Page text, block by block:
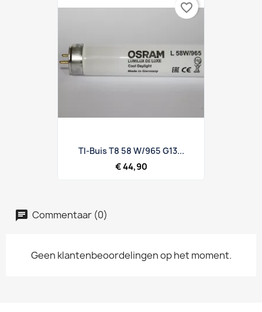
Tl-Buis T8 58 W/965 G13...
€ 44,90
favorite_border
Commentaar (0)
Geen klantenbeoordelingen op het moment.